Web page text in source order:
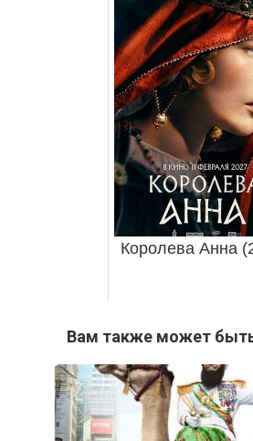
Королева Анна
Вам также может